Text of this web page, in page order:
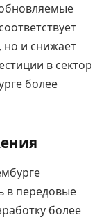
но и снижает
в сектор
более
в передовые
более